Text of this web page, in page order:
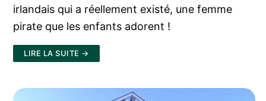
irlandais qui a réellement existé, une femme
pirate que les enfants adorent !
LIRE LA SUITE →